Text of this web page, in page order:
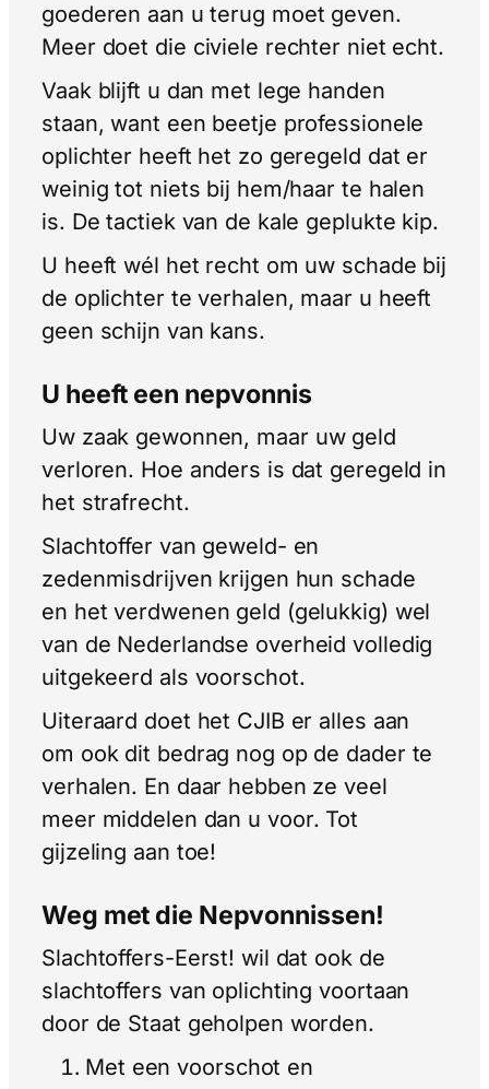
goederen aan u terug moet geven.
Meer doet die civiele rechter niet echt.
Vaak blijft u dan met lege handen
staan, want een beetje professionele
oplichter heeft het zo geregeld dat er
weinig tot niets bij hem/haar te halen
is. De tactiek van de kale geplukte kip.
U heeft wél het recht om uw schade bij
de oplichter te verhalen, maar u heeft
geen schijn van kans.
U heeft een nepvonnis
Uw zaak gewonnen, maar uw geld
verloren. Hoe anders is dat geregeld in
het strafrecht.
Slachtoffer van geweld- en
zedenmisdrijven krijgen hun schade
en het verdwenen geld (gelukkig) wel
van de Nederlandse overheid volledig
uitgekeerd als voorschot.
Uiteraard doet het CJIB er alles aan
om ook dit bedrag nog op de dader te
verhalen. En daar hebben ze veel
meer middelen dan u voor. Tot
gijzeling aan toe!
Weg met die Nepvonnissen!
Slachtoffers-Eerst! wil dat ook de
slachtoffers van oplichting voortaan
door de Staat geholpen worden.
Met een voorschot en